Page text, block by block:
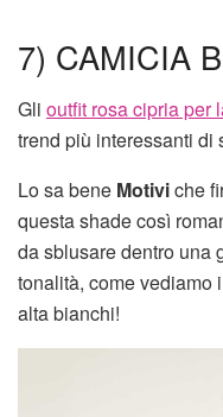
7) CAMICIA
Gli outfit rosa cipria per
trend più interessanti di
Lo sa bene Motiviche
questa shade così
da sblusare dentro una
tonalità, come vediamo
alta bianchi!